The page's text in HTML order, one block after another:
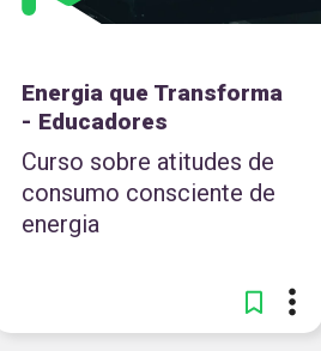
Energia que Transforma
- Educadores
Curso sobre atitudes de
consumo consciente de
energia